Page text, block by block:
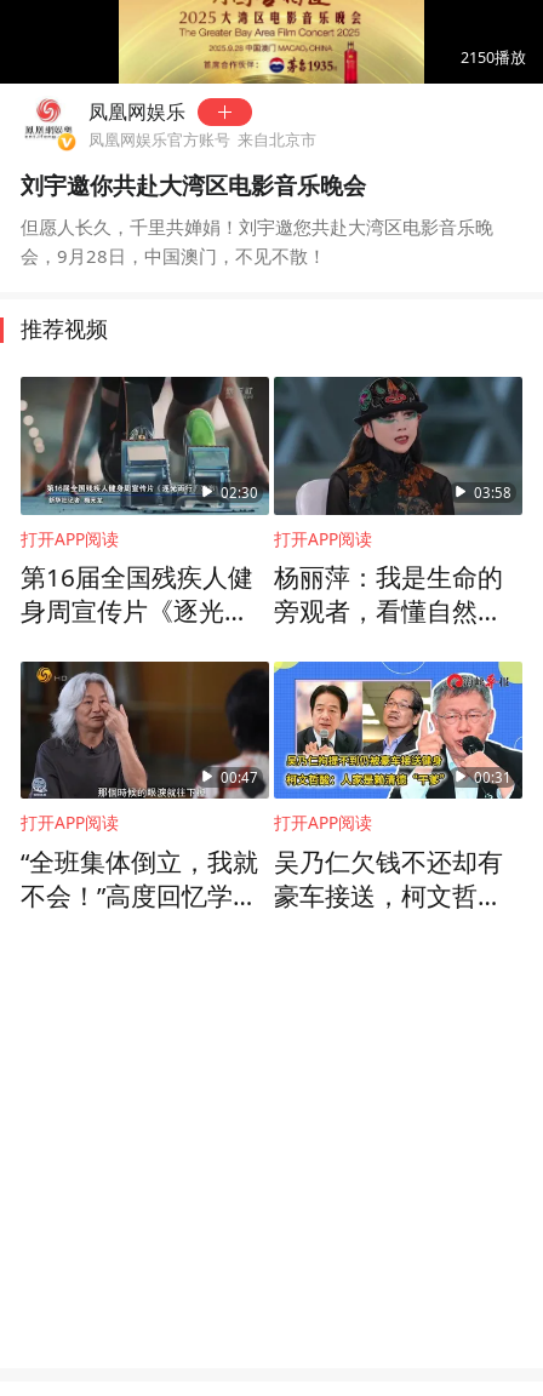
00:20
2150播放
凤凰网娱乐
凤凰网娱乐官方账号 来自北京市
刘宇邀你共赴大湾区电影音乐晚会
但愿人长久，千里共婵娟！刘宇邀您共赴大湾区电影音乐晚
会，9月28日，中国澳门，不见不散！
推荐视频
02:30
打开APP阅读
第16届全国残疾人健
身周宣传片《逐光而
03:58
打开APP阅读
杨丽萍：我是生命的
旁观者，看懂自然法
苦
00:47
打开APP阅读
“全班集体倒立，我就
不会！”高度回忆学舞
00:31
打开APP阅读
吴乃仁欠钱不还却有
豪车接送，柯文哲